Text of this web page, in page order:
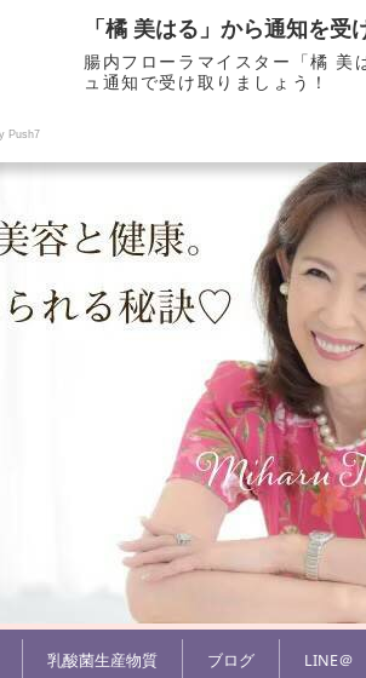
りべとして21年。 健康で美しくいられる秘訣を
乳酸菌生産物質 ブログ LINE＠
「橘 美はる」から通知を受
腸内フローラマイスター「橘 美
ュ通知で受け取りましょう！
Push7